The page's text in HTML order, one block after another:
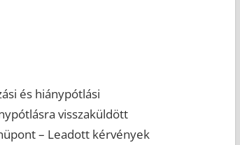
és hiánypótlási
visszaküldött
– Leadott kérvények